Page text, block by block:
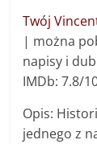
Twój
| można
napisy i
IMDb: 7.8/
Opis:
jednego z